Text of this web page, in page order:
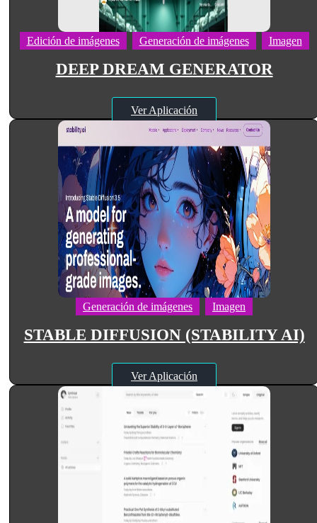
Edición de imágenes Generación de imágenes Imagen
DEEP DREAM GENERATOR
Ver Aplicación
Generación de imágenes Imagen
STABLE DIFFUSION (STABILITY AI)
Ver Aplicación